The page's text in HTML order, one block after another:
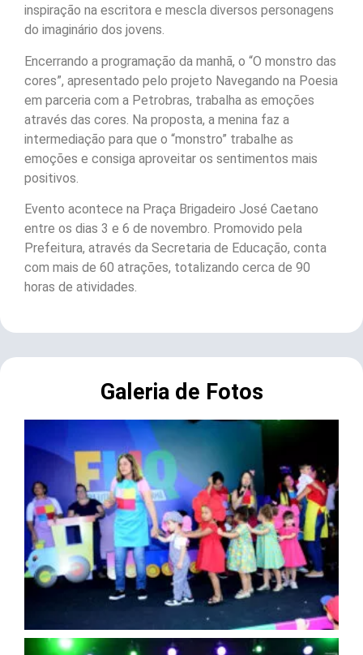
inspiração na escritora e mescla diversos personagens
do imaginário dos jovens.
Encerrando a programação da manhã, o “O monstro das
cores”, apresentado pelo projeto Navegando na Poesia
em parceria com a Petrobras, trabalha as emoções
através das cores. Na proposta, a menina faz a
intermediação para que o “monstro” trabalhe as
emoções e consiga aproveitar os sentimentos mais
positivos.
Evento acontece na Praça Brigadeiro José Caetano
entre os dias 3 e 6 de novembro. Promovido pela
Prefeitura, através da Secretaria de Educação, conta
com mais de 60 atrações, totalizando cerca de 90
horas de atividades.
Galeria de Fotos